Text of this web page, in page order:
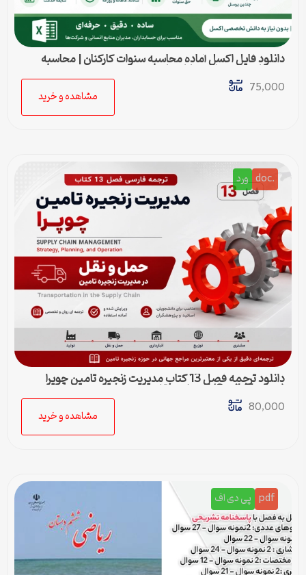
دانلود فایل اکسل آماده محاسبه سنوات کارکنان | محاسبه
خودکار حق سنوات و پایان کار
75,000
مشاهده و خرید
.doc ورد
دانلود ترجمه فصل 13 کتاب مدیریت زنجیره تامین چوپرا
(Sunil Chopra) | حمل و نقل در زنجیره تامین
80,000
مشاهده و خرید
pdf پی دی اف